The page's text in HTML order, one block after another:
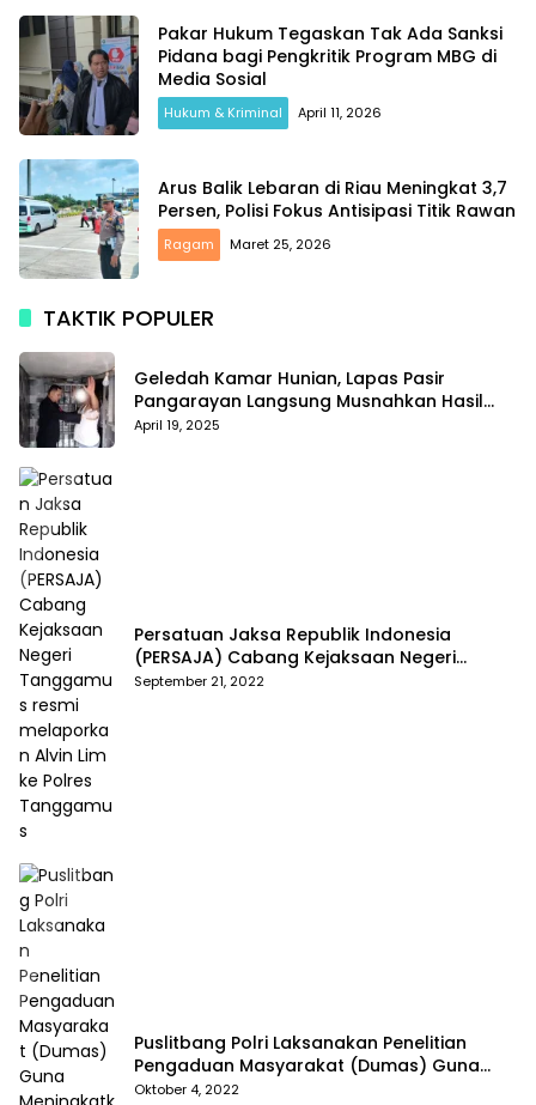
Pakar Hukum Tegaskan Tak Ada Sanksi
Pidana bagi Pengkritik Program MBG di
Media Sosial
Hukum & Kriminal April 11, 2026
Arus Balik Lebaran di Riau Meningkat 3,7
Persen, Polisi Fokus Antisipasi Titik Rawan
Ragam Maret 25, 2026
TAKTIK POPULER
Geledah Kamar Hunian, Lapas Pasir
Pangarayan Langsung Musnahkan Hasil
Temuan
April 19, 2025
Persatuan Jaksa Republik Indonesia
(PERSAJA) Cabang Kejaksaan Negeri
Tanggamus resmi melaporkan Alvin Lim ke
September 21, 2022
Puslitbang Polri Laksanakan Penelitian
Pengaduan Masyarakat (Dumas) Guna
Meningkatkan Profesionalisme Personil Polri
Oktober 4, 2022